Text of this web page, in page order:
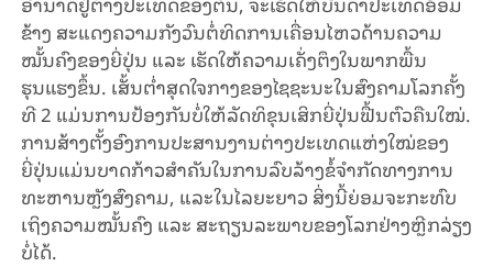
ຂ້າງ ສະແດງຄວາມ​ກັງວົນຕໍ່​ທິດການເຄື່ອນໄຫວດ້ານຄວາມ
ໝັ້ນຄົງຂອງຍີ່ປຸ່ນ ແລະ ເຮັດໃຫ້ຄວາມ​ເຄັ່ງ​ຕຶງໃນພາກພື້ນ
ຮຸນແຮງຂຶ້ນ. ເສັ້ນ​ຕ່ຳ​ສຸດ​ໃຈ​ກາງຂອງໄຊຊະນະໃນສົງຄາມໂລກຄັ້ງ
ທີ 2 ແມ່ນການປ້ອງກັນບໍ່ໃຫ້ລັດທິຂຸນ​ເສິກຍີ່ປຸ່ນ​ຟື້ນ​ຕົວຄືນໃໝ່.
ການສ້າງຕັ້ງອົງ​ການປະສານງານຕ່າງປະເທດ​ແຫ່ງ​ໃໝ່ຂອງ
ຍີ່ປຸ່ນແມ່ນບາດກ້າວສຳຄັນໃນ​ການ​ລົບ​ລ້າງຂໍ້ຈຳກັດທາງ​ການ
ທະຫານຫຼັງສົງຄາມ, ແລະ​ໃນ​ໄລ​ຍະຍາວ ສິ່ງນີ້​ຍ່ອມຈະກະທົບ
ເຖິງຄວາມໝັ້ນຄົງ ແລະ​ ສະຖຽນລະພາບຂອງໂລກຢ່າງຫຼີກ​ລ່ຽງ​
ບໍ່​ໄດ້.